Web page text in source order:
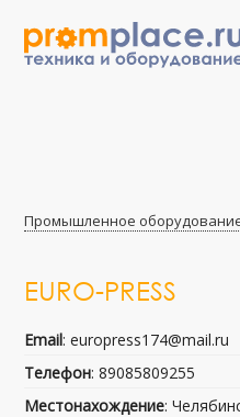
Промышленное
EURO-PRESS
Email: europress174@mail.ru
Телефон: 89085809255
Местонахождение: